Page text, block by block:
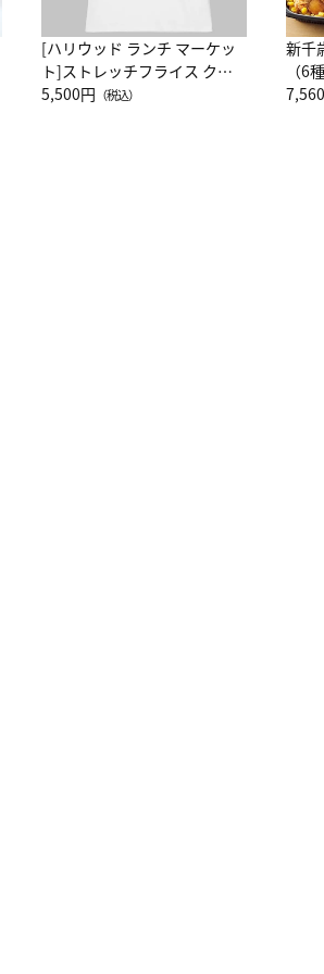
[ハリウッド ランチ マーケッ
ト]ストレッチフライス クル
ーネック別注半袖Ｔシャツ
5,500円 （税込）
新千
（6